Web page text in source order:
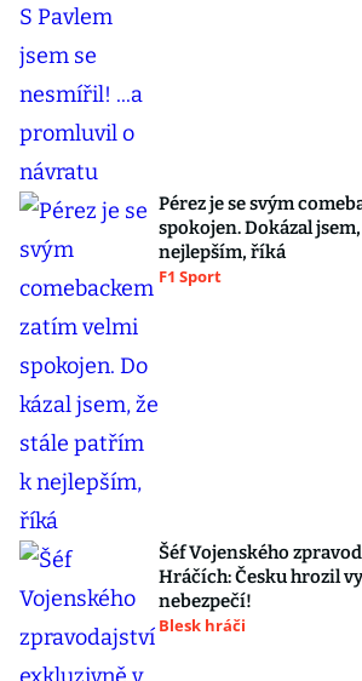
Pérez je se svým
spokojen. Dokázal
nejlepším, říká
F1 Sport
Šéf Vojenského
Hráčích: Česku hrozil
nebezpečí!
Blesk hráči